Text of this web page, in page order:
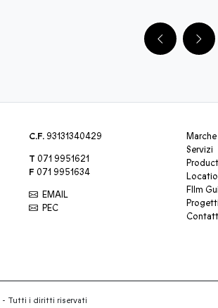
C.F.93131340429
T 071 9951621
F 071 9951634
EMAIL
PEC
Servizi
FIlm
Progetti
- Tutti i diritti riservati